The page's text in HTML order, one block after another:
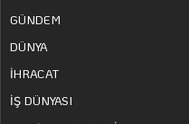
GÜNDEM
DÜNYA
İHRACAT
İŞ DÜNYASI